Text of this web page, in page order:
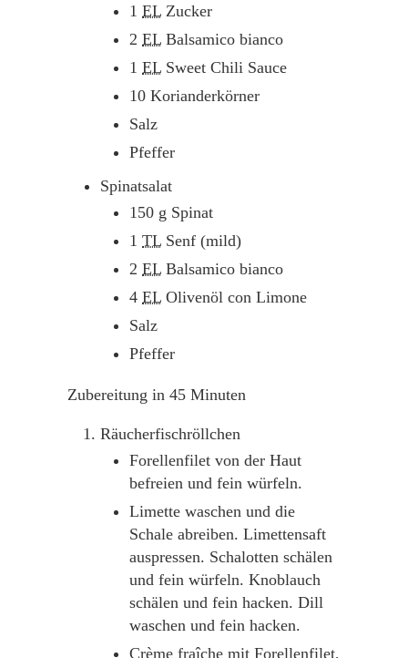
1 EL Zucker
2 EL Balsamico bianco
1 EL Sweet Chili Sauce
10 Korianderkörner
Salz
Pfeffer
Spinatsalat
150 g Spinat
1 TL Senf (mild)
2 EL Balsamico bianco
4 EL Olivenöl con Limone
Salz
Pfeffer
Zubereitung in 45 Minuten
Räucherfischröllchen
Forellenfilet von der Haut
befreien und fein würfeln.
Limette waschen und die
Schale abreiben. Limettensaft
auspressen. Schalotten schälen
und fein würfeln. Knoblauch
schälen und fein hacken. Dill
waschen und fein hacken.
Crème fraîche mit Forellenfilet,